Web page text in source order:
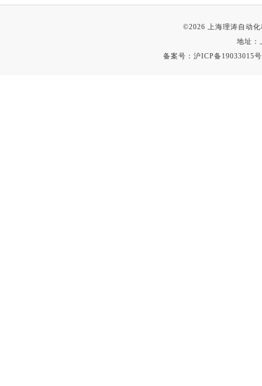
©2026 上海理涛自动
地址：
备案号： 沪ICP备19033015